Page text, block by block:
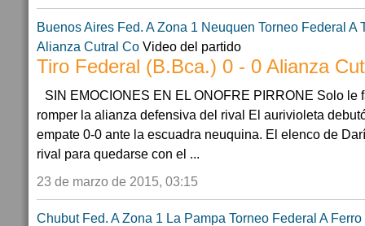
Buenos Aires Fed. A Zona 1 Neuquen Torneo Federal A
Alianza Cutral Co Video del partido
Tiro Federal (B.Bca.) 0 - 0 Alianza
SIN EMOCIONES EN EL ONOFRE PIRRONE Solo le
romper la alianza defensiva del rival El aurivioleta
empate 0-0 ante la escuadra neuquina. El elenco de
rival para quedarse con el ...
23 de marzo de 2015, 03:15
Chubut Fed. A Zona 1 La Pampa Torneo Federal A